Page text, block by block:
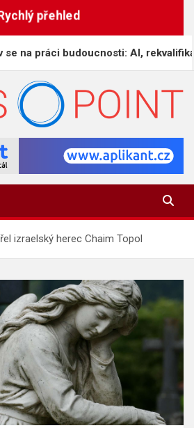
Rychlý přehled
budoucnosti: AI, rekvalifikace a
izraelský herec Chaim Topol